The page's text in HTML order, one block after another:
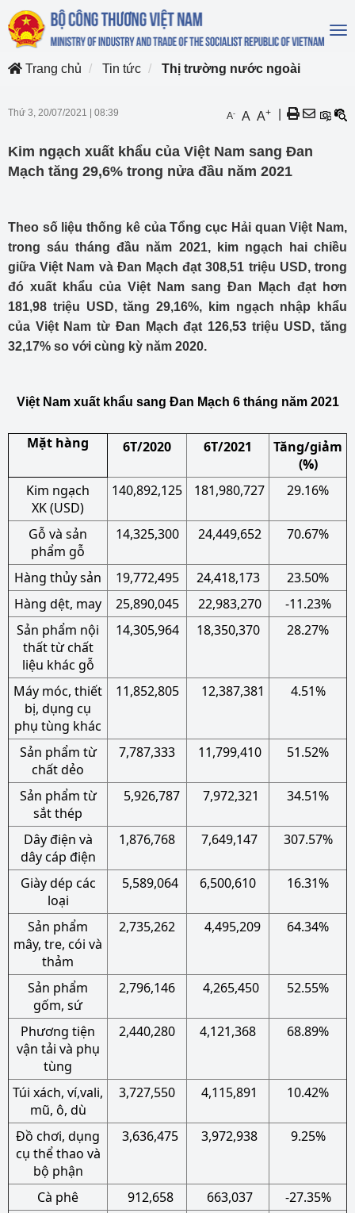
Trang chủ
Tin tức Thị trường nước ngoài
Thứ 3, 20/07/2021 08:39 A- A A+
Kim ngạch xuất khẩu của Việt Nam sang Đan
Mạch tăng 29,6% trong nửa đầu năm 2021
Theo số liệu thống kê của Tổng cục Hải quan Việt Nam,
trong sáu tháng đầu năm 2021, kim ngạch hai chiều
giữa Việt Nam và Đan Mạch đạt 308,51 triệu USD, trong
đó xuất khẩu của Việt Nam sang Đan Mạch đạt hơn
181,98 triệu USD, tăng 29,16%, kim ngạch nhập khẩu
của Việt Nam từ Đan Mạch đạt 126,53 triệu USD, tăng
32,17% so với cùng kỳ năm 2020.
Việt Nam xuất khẩu sang Đan Mạch 6 tháng năm 2021
Mặt hàng 6T/2020 6T/2021
Tăng/giảm
(%)
Kim ngạch
XK (USD)
140,892,125 181,980,727 29.16%
Gỗ và sản
phẩm gỗ
14,325,300 24,449,652 70.67%
Hàng thủy sản 19,772,495 24,418,173
23.50%
Hàng dệt, may
25,890,045 22,983,270
-11.23%
Sản phẩm nội
thất từ chất
liệu khác gỗ
14,305,964 18,350,370 28.27%
Máy móc, thiết
bị, dụng cụ
phụ tùng khác
11,852,805 12,387,381 4.51%
Sản phẩm từ
chất dẻo
7,787,333 11,799,410 51.52%
Sản phẩm từ
sắt thép
5,926,787 7,972,321 34.51%
Dây điện và
dây cáp điện
1,876,768 7,649,147 307.57%
Giày dép các
loại
5,589,064 6,500,610 16.31%
Sản phẩm
mây, tre, cói và
thảm
2,735,262 4,495,209 64.34%
Sản phẩm
gốm, sứ
2,796,146 4,265,450 52.55%
Phương tiện
vận tải và phụ
tùng
2,440,280 4,121,368 68.89%
Túi xách, ví,vali,
mũ, ô, dù
3,727,550 4,115,891 10.42%
Đồ chơi, dụng
cụ thể thao và
bộ phận
3,636,475 3,972,938 9.25%
Cà phê 912,658 663,037
-27.35%